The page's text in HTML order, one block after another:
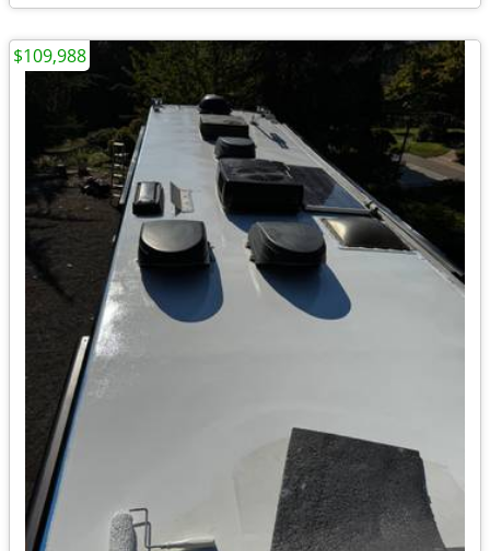
$109,988